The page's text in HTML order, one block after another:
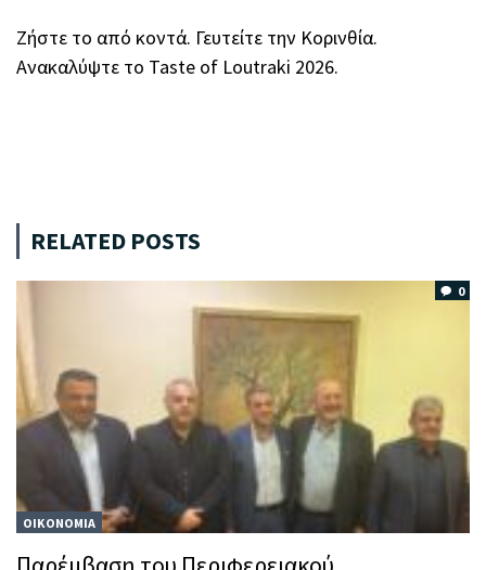
Ζήστε το από κοντά. Γευτείτε την Κορινθία.
Ανακαλύψτε το Taste of Loutraki 2026.
RELATED POSTS
0
ΟΙΚΟΝΟΜΙΑ